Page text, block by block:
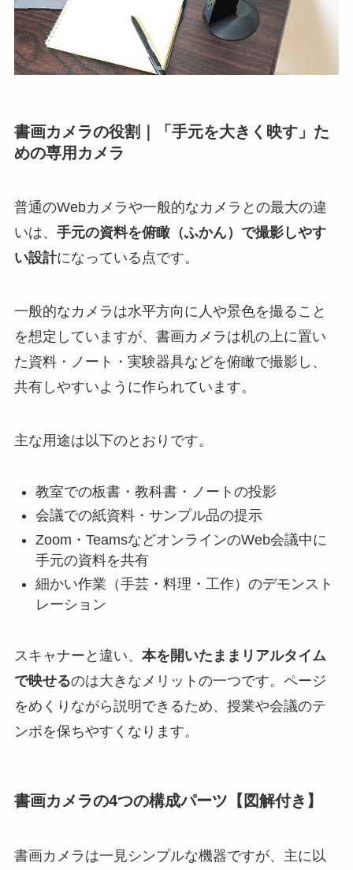
書画カメラの役割｜「手元を大きく映す」た
めの専用カメラ
普通のWebカメラや一般的なカメラとの最大の違
いは、 手元の資料を俯瞰（ふかん）で撮影しやす
い設計になっている点です。
一般的なカメラは水平方向に人や景色を撮ること
を想定していますが、書画カメラは机の上に置い
た資料・ノート・実験器具などを俯瞰で撮影し、
共有しやすいように作られています。
主な用途は以下のとおりです。
教室での板書・教科書・ノートの投影
会議での紙資料・サンプル品の提示
Zoom・TeamsなどオンラインのWeb会議中に
手元の資料を共有
細かい作業（手芸・料理・工作）のデモンスト
レーション
スキャナーと違い、 本を開いたままリアルタイム
で映せるのは大きなメリットの一つです。ページ
をめくりながら説明できるため、授業や会議のテ
ンポを保ちやすくなります。
書画カメラの4つの構成パーツ【図解付き】
書画カメラは一見シンプルな機器ですが、主に以